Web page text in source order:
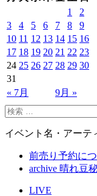
« 7月 9月 »
1
2
3
4 5 6 7 8
9
10 11 12 13 14 15 16
17 18 19 20 21 22 23
24 25 26 27 28 29 30
31
イベント名・アーテ
前売り予約に
archive 晴れ豆
LIVE